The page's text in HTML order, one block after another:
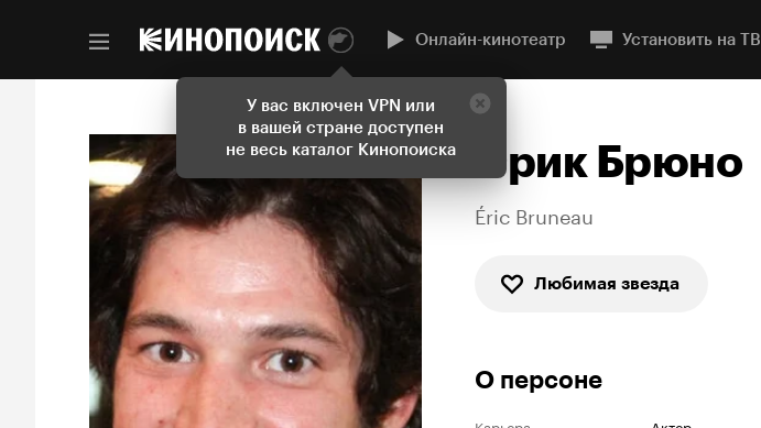
У вас включен VPN или
в вашей стране доступен
не весь каталог Кинопоиска
Онлайн-кинотеатр Установить на ТВ
Эрик Брюно
Éric Bruneau
Любимая звезда
О персоне